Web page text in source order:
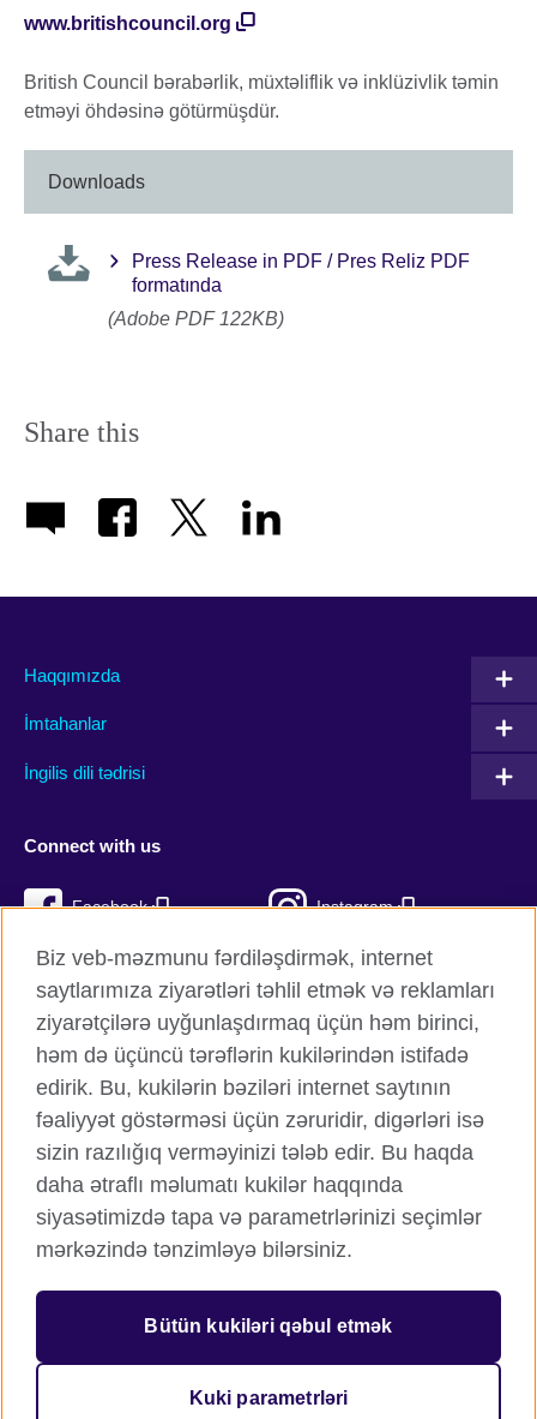
www.britishcouncil.org
British Council bərabərlik, müxtəliflik və inklüzivlik təmin
etməyi öhdəsinə götürmüşdür.
Downloads
Press Release in PDF / Pres Reliz PDF
formatında
(Adobe PDF 122KB)
Share this
Haqqımızda
İmtahanlar
İngilis dili tədrisi
Connect with us
Facebook Instagram
Twitter TikTok
British Council qlobal
Məxfilik və şərtlər
Sitemap
© 2026 British Council
Birləşmiş Krallığın mədəni əlaqələr və təhsil imkanları üzrə
Uels), SC037733 (Şotlandiya).
Biz veb-məzmunu fərdiləşdirmək, internet
saytlarımıza ziyarətləri təhlil etmək və reklamları
ziyarətçilərə uyğunlaşdırmaq üçün həm birinci,
həm də üçüncü tərəflərin kukilərindən istifadə
edirik. Bu, kukilərin bəziləri internet saytının
fəaliyyət göstərməsi üçün zəruridir, digərləri isə
sizin razılığıq verməyinizi tələb edir. Bu haqda
daha ətraflı məlumatı kukilər haqqında
siyasətimizdə tapa və parametrlərinizi seçimlər
mərkəzində tənzimləyə bilərsiniz.
Bütün kukiləri qəbul etmək
Kuki parametrləri